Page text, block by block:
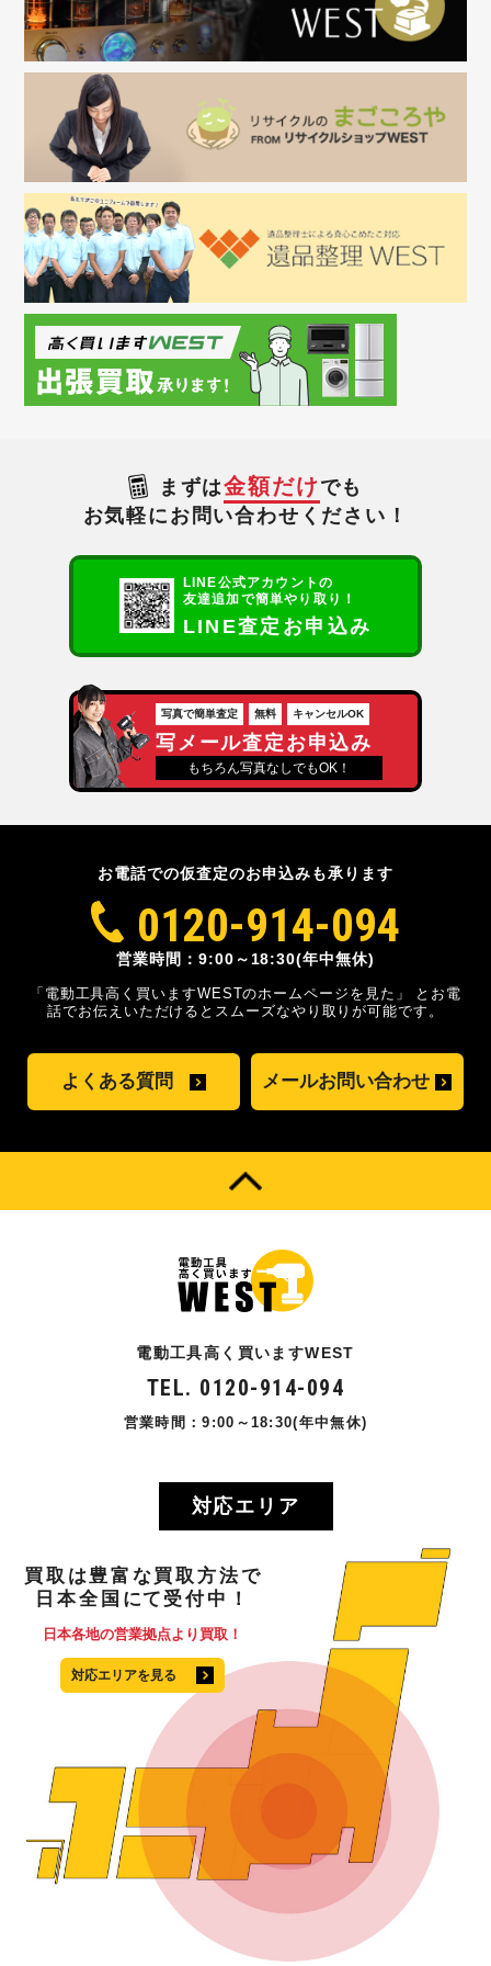
まずは金額だけ でも
お気軽にお問い合わせください！
LINE公式アカウントの
友達追加で簡単やり取り！
LINE査定お申込み
写真で簡単査定 無料 キャンセルOK
写メール査定お申込み
もちろん写真なしでもOK！
お電話での仮査定のお申込みも承ります
0120-914-094
営業時間：9:00～18:30(年中無休)
「電動工具高く買いますWESTのホームページを見た」
とお電
話でお伝えいただけるとスムーズなやり取りが可能です。
よくある質問 メールお問い合わせ
電動工具高く買いますWEST
TEL. 0120-914-094
営業時間：9:00～18:30(年中無休)
対応エリア
買取 は豊富な買取方法で
日本全国 にて 受付中！
日本各地の営業拠点より買取！
対応エリアを見る